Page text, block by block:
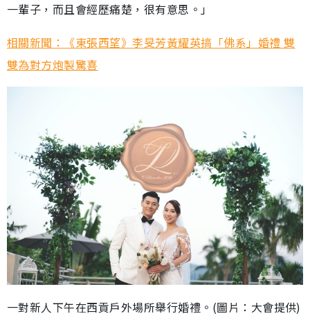
一輩子，而且會經歷痛楚，很有意思。」
相關新聞：《東張西望》李旻芳黃耀英搞「佛系」婚禮 雙
雙為對方炮製驚喜
一對新人下午在西貢戶外場所舉行婚禮。(圖片：大會提供)